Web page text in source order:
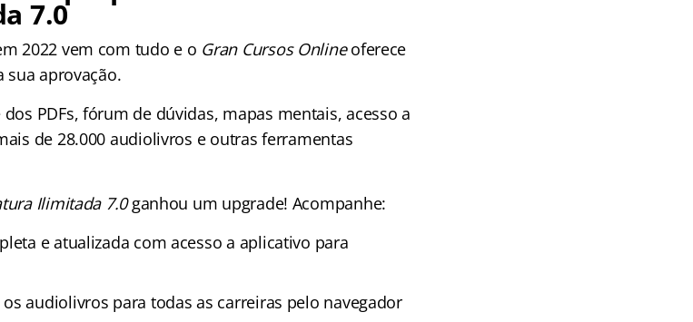
7.0
2022 vem com tudo e o Gran Cursos Onlineoferece
sua aprovação.
PDFs, fórum de dúvidas, mapas mentais, acesso a
de 28.000 audiolivros e outras ferramentas
Ilimitada 7.0ganhou um upgrade! Acompanhe:
e atualizada com acesso a aplicativo para
audiolivros para todas as carreiras pelo navegador